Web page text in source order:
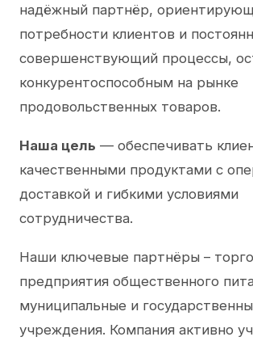
надёжный партнёр,
потребности клиентов и
совершенствующий процессы,
конкурентоспособным на рынке
продовольственных товаров.
Наша цель — обеспечивать
качественными продуктами с
доставкой и гибкими условиями
сотрудничества.
Наши ключевые партнёры –
предприятия общественного
муниципальные и
учреждения. Компания активно